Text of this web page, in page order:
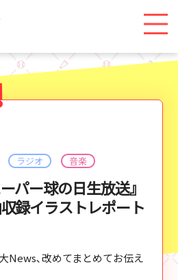
ラジオ 音楽
パー球の日生放送』
録イラストレポート
News､改めてまとめてお伝え